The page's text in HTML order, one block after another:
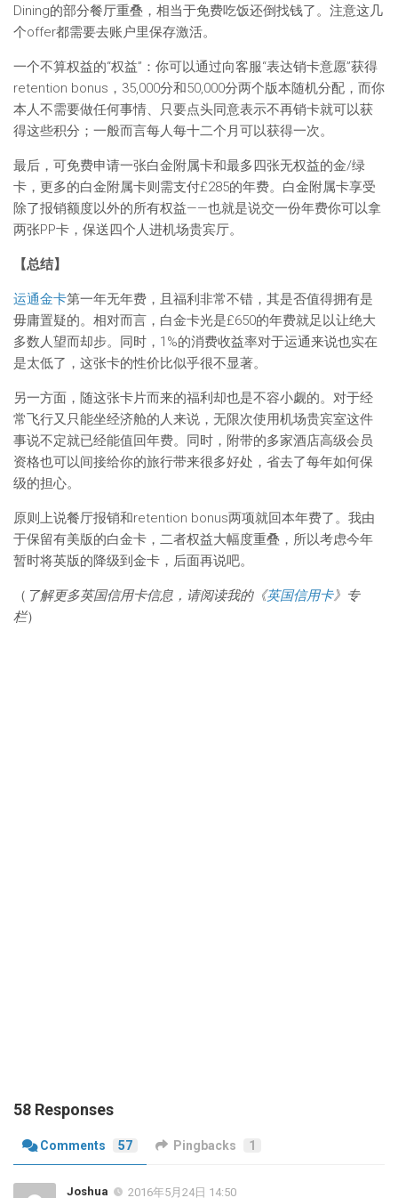
Dining的部分餐厅重叠，相当于免费吃饭还倒找钱了。注意这几
个offer都需要去账户里保存激活。
一个不算权益的“权益”：你可以通过向客服“表达销卡意愿”获得
retention bonus，35,000分和50,000分两个版本随机分配，而你
本人不需要做任何事情、只要点头同意表示不再销卡就可以获
得这些积分；一般而言每人每十二个月可以获得一次。
最后，可免费申请一张白金附属卡和最多四张无权益的金/绿
卡，更多的白金附属卡则需支付£285的年费。白金附属卡享受
除了报销额度以外的所有权益——也就是说交一份年费你可以拿
两张PP卡，保送四个人进机场贵宾厅。
【总结】
运通金卡第一年无年费，且福利非常不错，其是否值得拥有是
毋庸置疑的。相对而言，白金卡光是£650的年费就足以让绝大
多数人望而却步。同时，1%的消费收益率对于运通来说也实在
是太低了，这张卡的性价比似乎很不显著。
另一方面，随这张卡片而来的福利却也是不容小觑的。对于经
常飞行又只能坐经济舱的人来说，无限次使用机场贵宾室这件
事说不定就已经能值回年费。同时，附带的多家酒店高级会员
资格也可以间接给你的旅行带来很多好处，省去了每年如何保
级的担心。
原则上说餐厅报销和retention bonus两项就回本年费了。我由
于保留有美版的白金卡，二者权益大幅度重叠，所以考虑今年
暂时将英版的降级到金卡，后面再说吧。
（ 了解更多英国信用卡信息，请阅读我的《英国信用卡》专
栏）
58 Responses
Comments 57 Pingbacks 1
Joshua
2016年5月24日 14:50